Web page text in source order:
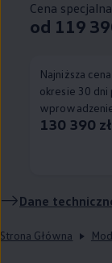
Cena specjalna
od 119
Najniższa
okresie 30 dni
130 390 zł
Dane
Strona Główna